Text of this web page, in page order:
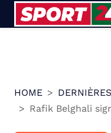
HOME
Rafik Belghali